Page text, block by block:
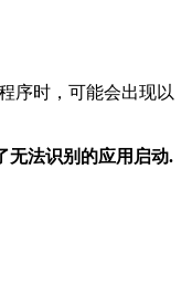
序时，可能会出现以
无法识别的应用启动.